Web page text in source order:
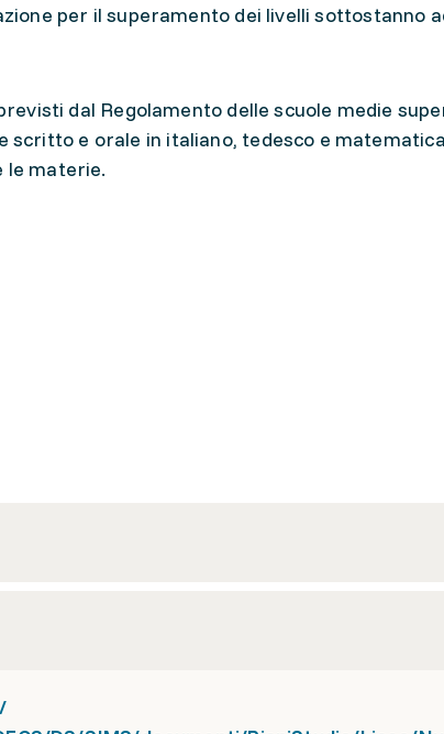
per il superamento dei livelli sottostanno
dal Regolamento delle scuole medie
scritto e orale in italiano, tedesco e
le materie.